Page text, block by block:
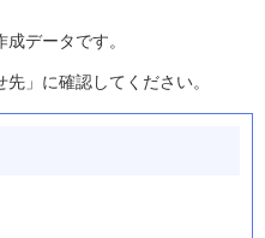
データです。
」に確認してください。